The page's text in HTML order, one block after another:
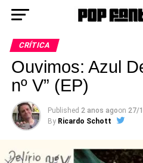
CRÍTICA
Ouvimos: Azul
nº V” (EP)
Published 2 anos agoon 27/
By Ricardo Schott